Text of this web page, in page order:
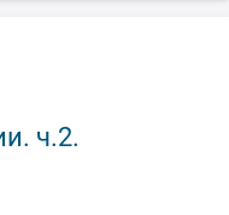
ч.2.